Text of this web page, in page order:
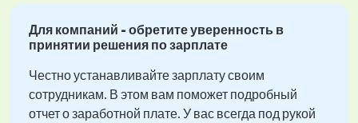
Для компаний - обретите уверенность в
принятии решения по зарплате
Честно устанавливайте зарплату своим
сотрудникам. В этом вам поможет подробный
отчет о заработной плате. У вас всегда под рукой